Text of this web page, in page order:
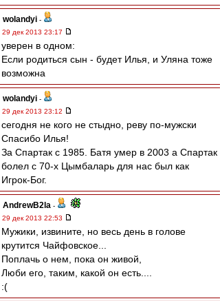
wolandyi -
29 дек 2013 23:17
уверен в одном:
Если родиться сын - будет Илья, и Уляна тоже
возможна
wolandyi -
29 дек 2013 23:12
сегодня не кого не стыдно, реву по-мужски
Спасибо Илья!
За Спартак с 1985. Батя умер в 2003 а Спартак
болел с 70-х Цымбаларь для нас был как
Игрок-Бог.
AndrewB2la -
29 дек 2013 22:53
Мужики, извините, но весь день в голове
крутится Чайфовское...
Поплачь о нем, пока он живой,
Люби его, таким, какой он есть....
:(